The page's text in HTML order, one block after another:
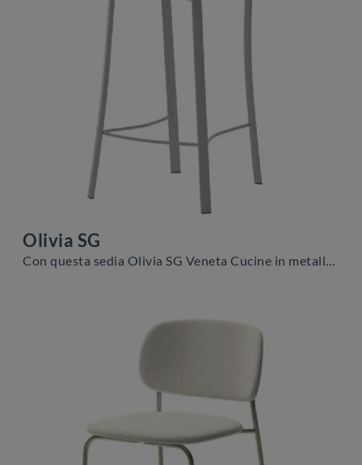
Olivia SG
Con questa sedia Olivia SG Veneta Cucine in metallo, una tra le nostre sedute sgabelli moderne, potrai completare i tuoi interni.